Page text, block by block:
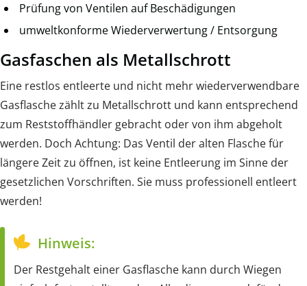
Prüfung von Ventilen auf Beschädigungen
umweltkonforme Wiederverwertung / Entsorgung
Gasfaschen als Metallschrott
Eine restlos entleerte und nicht mehr wiederverwendbare
Gasflasche zählt zu Metallschrott und kann entsprechend
zum Reststoffhändler gebracht oder von ihm abgeholt
werden. Doch Achtung: Das Ventil der alten Flasche für
längere Zeit zu öffnen, ist keine Entleerung im Sinne der
gesetzlichen Vorschriften. Sie muss professionell entleert
werden!
Hinweis:
Der Restgehalt einer Gasflasche kann durch Wiegen